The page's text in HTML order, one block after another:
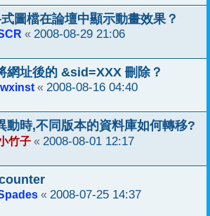
圖檔在論壇中顯示動畫效果？
« 2008-08-29 21:06
網址後的 &sid=XXX 刪除？
« 2008-08-16 04:40
動時,不同版本的資料庫如何轉移?
竹子 « 2008-08-01 12:17
counter
« 2008-07-25 14:37